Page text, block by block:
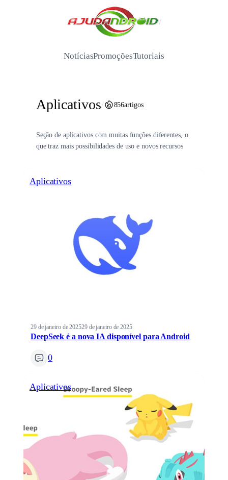
/
NotíciasPromoçõesTutoriais
Aplicativos/ 856artigos
Seção de aplicativos com muitas funções diferentes, o
que traz mais possibilidades de uso e novos recursos
Aplicativos
29 de janeiro de 202529 de janeiro de 2025
DeepSeek é a nova IA disponível para Android
0
Aplicativos